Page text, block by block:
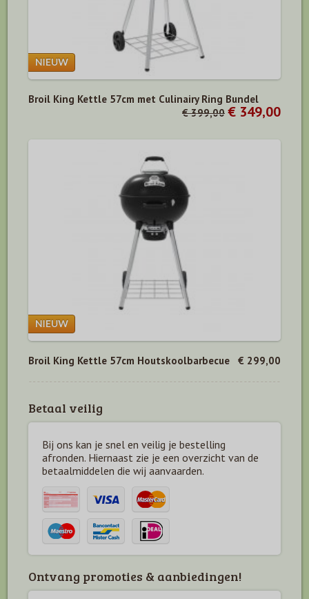
Broil King Kettle 57cm met Culinairy Ring Bundel
€ 399,00 € 349,00
Broil King Kettle 57cm Houtskoolbarbecue € 299,00
Betaal veilig
Bij ons kan je snel en veilig je bestelling
afronden. Hiernaast zie je een overzicht van de
betaalmiddelen die wij aanvaarden.
Ontvang promoties & aanbiedingen!